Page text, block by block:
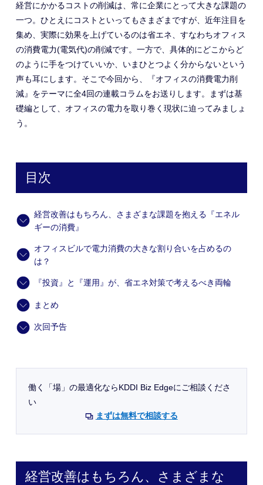
経営にかかるコストの削減は、常に企業にとって大きな課題の
一つ。ひとえにコストといってもさまざまですが、近年注目を
集め、実際に効果を上げているのは省エネ、すなわちオフィス
の消費電力(電気代)の削減です。一方で、具体的にどこからど
のように手をつけていいか、いまひとつよく分からないという
声も耳にします。そこで今回から、『オフィスの消費電力削
減』をテーマに全4回の連載コラムをお送りします。まずは基
礎編として、オフィスの電力を取り巻く現状に迫ってみましょ
う。
目次
経営改善はもちろん、さまざまな課題を抱える『エネル
ギーの消費』
オフィスビルで電力消費の大きな割り合いを占めるの
は？
『投資』と『運用』が、省エネ対策で考えるべき両輪
まとめ
次回予告
働く「場」の最適化ならKDDI Biz Edgeにご相談くださ
い
まずは無料で相談する
経営改善はもちろん、さまざまな